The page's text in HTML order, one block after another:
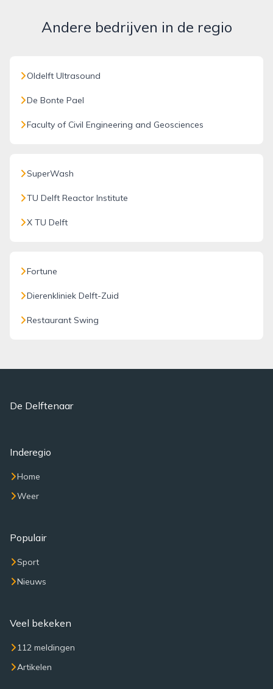
Andere bedrijven in de regio
Oldelft Ultrasound
De Bonte Pael
Faculty of Civil Engineering and Geosciences
SuperWash
TU Delft Reactor Institute
X TU Delft
Fortune
Dierenkliniek Delft-Zuid
Restaurant Swing
De Delftenaar
Inderegio
Home
Weer
Populair
Sport
Nieuws
Veel bekeken
112 meldingen
Artikelen